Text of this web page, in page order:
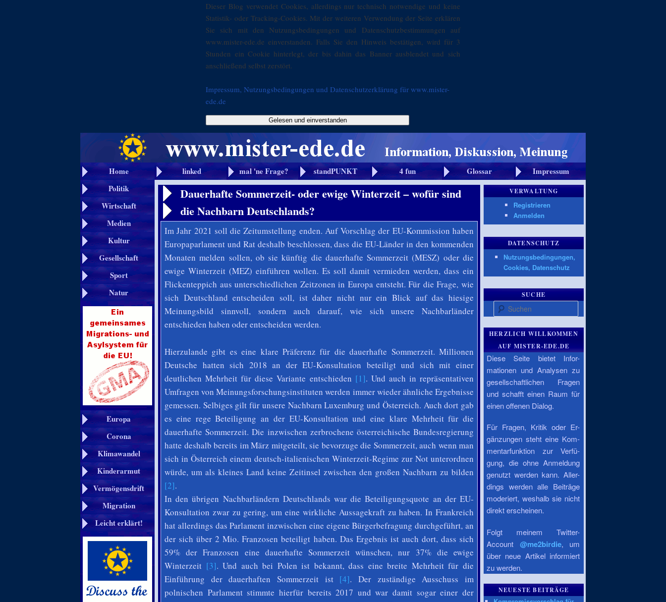
Dieser Blog verwendet Cookies, allerdings nur technisch notwendige und keine
Statistik- oder Tracking-Cookies. Mit der weiteren Verwendung der Seite erklären
Sie sich mit den Nutzungsbedingungen und Datenschutzbestimmungen auf
www.mister-ede.de einverstanden. Falls Sie den Hinweis bestätigen, wird für 3
Stunden ein Cookie hinterlegt, der bis dahin das Banner ausblendet und sich
anschließend selbst zerstört.
Impressum, Nutzungsbedingungen und Datenschutzerklärung für www.mister-
ede.de
Gelesen und einverstanden
Home linked mal 'ne Frage? standPUNKT 4 fun Glossar
Impressum
Politik
Wirtschaft
Medien
Kultur
Gesellschaft
Sport
Natur
Europa
Corona
Klimawandel
Kinderarmut
Vermögensdrift
Migration
Leicht erklärt!
Dauerhafte Sommerzeit- oder ewige Winterzeit – wofür sind
die Nachbarn Deutschlands?
Im Jahr 2021 soll die Zeitumstellung enden. Auf Vorschlag der EU-Kommission haben
Europaparlament und Rat deshalb beschlossen, dass die EU-Länder in den kommenden
Monaten melden sollen, ob sie künftig die dauerhafte Sommerzeit (MESZ) oder die
ewige Winterzeit (MEZ) einführen wollen. Es soll damit vermieden werden, dass ein
Flickenteppich aus unterschiedlichen Zeitzonen in Europa entsteht. Für die Frage, wie
sich Deutschland entscheiden soll, ist daher nicht nur ein Blick auf das hiesige
Meinungsbild sinnvoll, sondern auch darauf, wie sich unsere Nachbarländer
entschieden haben oder entscheiden werden.
Hierzulande gibt es eine klare Präferenz für die dauerhafte Sommerzeit. Millionen
Deutsche hatten sich 2018 an der EU-Konsultation beteiligt und sich mit einer
deutlichen Mehrheit für diese Variante entschieden [1]. Und auch in repräsentativen
Umfragen von Meinungsforschungsinstituten werden immer wieder ähnliche Ergebnisse
gemessen. Selbiges gilt für unsere Nachbarn Luxemburg und Österreich. Auch dort gab
es eine rege Beteiligung an der EU-Konsultation und eine klare Mehrheit für die
dauerhafte Sommerzeit. Die inzwischen zerbrochene österreichische Bundesregierung
hatte deshalb bereits im März mitgeteilt, sie bevorzuge die Sommerzeit, auch wenn man
sich in Österreich einem deutsch-italienischen Winterzeit-Regime zur Not unterordnen
würde, um als kleines Land keine Zeitinsel zwischen den großen Nachbarn zu bilden
[2].
In den übrigen Nachbarländern Deutschlands war die Beteiligungsquote an der EU-
Konsultation zwar zu gering, um eine wirkliche Aussagekraft zu haben. In Frankreich
hat allerdings das Parlament inzwischen eine eigene Bürgerbefragung durchgeführt, an
der sich über 2 Mio. Franzosen beteiligt haben. Das Ergebnis ist auch dort, dass sich
59% der Franzosen eine dauerhafte Sommerzeit wünschen, nur 37% die ewige
Winterzeit [3]. Und auch bei Polen ist bekannt, dass eine breite Mehrheit für die
Einführung der dauerhaften Sommerzeit ist [4]. Der zuständige Ausschuss im
polnischen Parlament stimmte hierfür bereits 2017 und war damit sogar einer der
VERWALTUNG
Registrieren
Anmelden
DATENSCHUTZ
Nutzungsbedingungen,
Cookies, Datenschutz
SUCHE
Suchen
HERZLICH WILLKOMMEN
AUF MISTER-EDE.DE
Diese Seite bietet Infor-
mationen und Analysen zu
gesellschaftlichen Fragen
und schafft einen Raum für
einen offenen Dialog.
Für Fragen, Kritik oder Er-
gänzungen steht eine Kom-
mentarfunktion zur Verfü-
gung, die ohne Anmeldung
genutzt werden kann. Aller-
dings werden alle Beiträge
moderiert, weshalb sie nicht
direkt erscheinen.
Folgt meinem Twitter-
Account @me2birdie, um
über neue Artikel informiert
zu werden.
NEUESTE BEITRÄGE